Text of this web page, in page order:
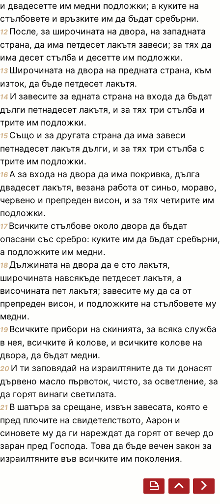
и двадесетте им медни подложки; а куките на
стълбовете и връзките им да бъдат сребърни.
12 После, за широчината на двора, на западната
страна, да има петдесет лакътя завеси; за тях да
има десет стълба и десетте им подложки.
13 Широчината на двора на предната страна, към
изток, да бъде петдесет лакътя.
14 И завесите за едната страна на входа да бъдат
дълги петнадесет лакътя, и за тях три стълба и
трите им подложки.
15 Също и за другата страна да има завеси
петнадесет лакътя дълги, и за тях три стълба с
трите им подложки.
16 А за входа на двора да има покривка, дълга
двадесет лакътя, везана работа от синьо, мораво,
червено и препреден висон, и за тях четирите им
подложки.
17Всичките стълбове около двора да бъдат
опасани със сребро: куките им да бъдат сребърни,
а подложките им медни.
18Дължината на двора да е сто лакътя,
широчината навсякъде петдесет лакътя, а
височината пет лакътя; завесите му да са от
препреден висон, и подложките на стълбовете му
медни.
19 Всичките прибори на скинията, за всяка служба
в нея, всичките й колове, и всичките колове на
двора, да бъдат медни.
20 И ти заповядай на израилтяните да ти донасят
дървено масло първоток, чисто, за осветление, за
да горят винаги светилата.
21 В шатъра за срещане, извън завесата, която е
пред плочите на свидетелството, Аарон и
синовете му да ги нареждат да горят от вечер до
заран пред Господа. Това да бъде вечен закон за
израилтяните във всичките им поколения.